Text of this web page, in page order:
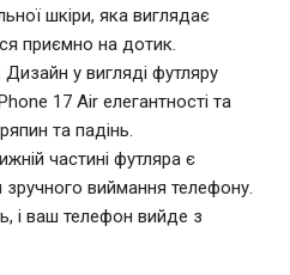
шкіри, яка виглядає
приємно на дотик.
Дизайн у вигляді футляру
17 Air елегантності та
та падінь.
частині футляра є
зручного виймання телефону.
і ваш телефон вийде з